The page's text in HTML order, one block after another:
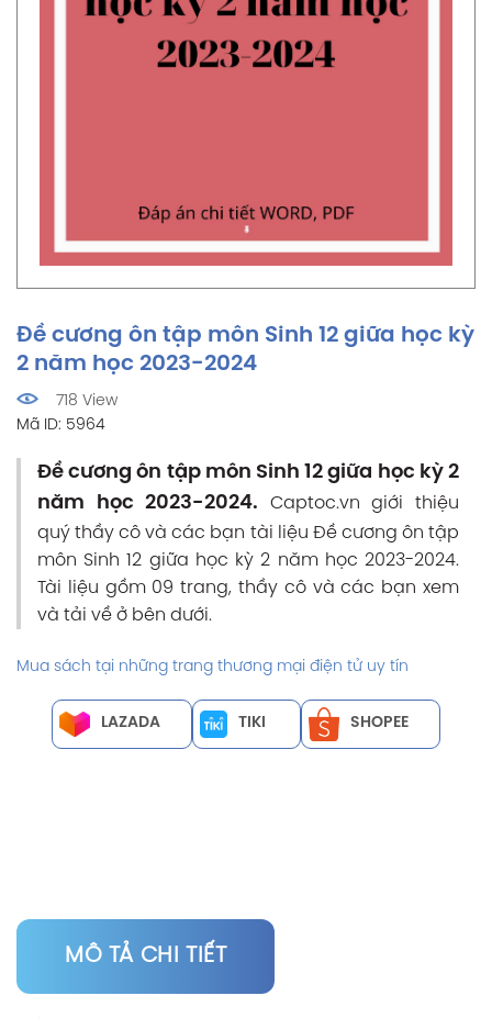
Đề cương ôn tập môn Sinh 12 giữa học kỳ
2 năm học 2023-2024
718 View
Mã ID: 5964
Đề cương ôn tập môn Sinh 12 giữa học kỳ 2
năm học 2023-2024.
Captoc.vn giới thiệu
quý thầy cô và các bạn tài liệu Đề cương ôn tập
môn Sinh 12 giữa học kỳ 2 năm học 2023-2024.
Tài liệu gồm 09 trang, thầy cô và các bạn xem
và tải về ở bên dưới.
Mua sách tại những trang thương mại điện tử uy tín
LAZADA TIKI SHOPEE
MÔ TẢ CHI TIẾT